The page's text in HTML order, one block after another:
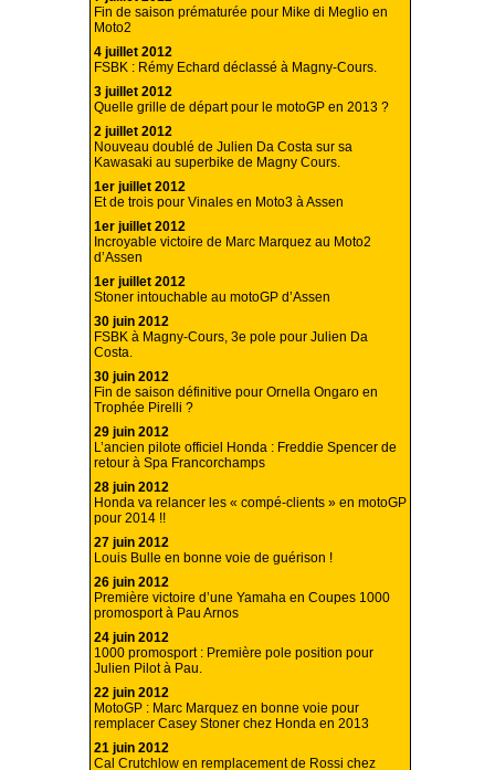
Fin de saison prématurée pour Mike di Meglio en
Moto2
4 juillet 2012
FSBK : Rémy Echard déclassé à Magny-Cours.
3 juillet 2012
Quelle grille de départ pour le motoGP en 2013 ?
2 juillet 2012
Nouveau doublé de Julien Da Costa sur sa
Kawasaki au superbike de Magny Cours.
1er juillet 2012
Et de trois pour Vinales en Moto3 à Assen
1er juillet 2012
Incroyable victoire de Marc Marquez au Moto2
d’Assen
1er juillet 2012
Stoner intouchable au motoGP d’Assen
30 juin 2012
FSBK à Magny-Cours, 3e pole pour Julien Da
Costa.
30 juin 2012
Fin de saison définitive pour Ornella Ongaro en
Trophée Pirelli ?
29 juin 2012
L’ancien pilote officiel Honda : Freddie Spencer de
retour à Spa Francorchamps
28 juin 2012
Honda va relancer les « compé-clients » en motoGP
pour 2014 !!
27 juin 2012
Louis Bulle en bonne voie de guérison !
26 juin 2012
Première victoire d’une Yamaha en Coupes 1000
promosport à Pau Arnos
24 juin 2012
1000 promosport : Première pole position pour
Julien Pilot à Pau.
22 juin 2012
MotoGP : Marc Marquez en bonne voie pour
remplacer Casey Stoner chez Honda en 2013
21 juin 2012
Cal Crutchlow en remplacement de Rossi chez